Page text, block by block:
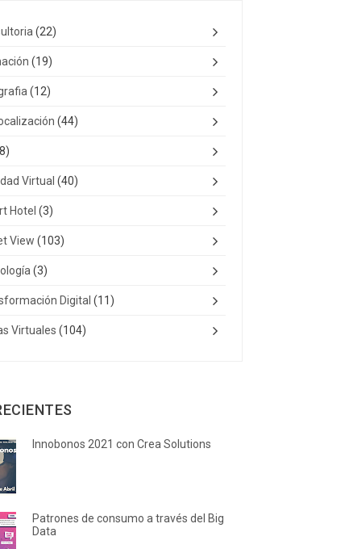
(22)
(19)
(12)
(44)
Virtual (40)
Hotel (3)
View (103)
(3)
Digital (11)
Virtuales (104)
Innobonos 2021 con Crea Solutions
Patrones de consumo a través del Big
Data